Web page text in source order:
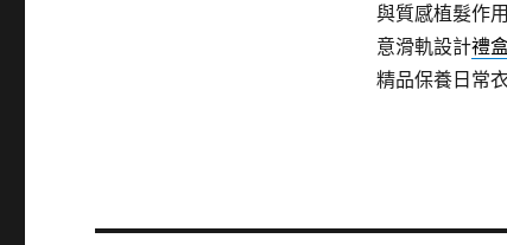
與質感植髮作
意滑軌設計禮
精品保養日常